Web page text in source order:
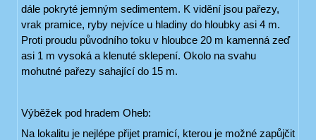
dále pokryté jemným sedimentem. K vidění jsou pařezy,
vrak pramice, ryby nejvíce u hladiny do hloubky asi 4 m.
Proti proudu původního toku v hloubce 20 m kamenná zeď
asi 1 m vysoká a klenuté sklepení. Okolo na svahu
mohutné pařezy sahající do 15 m.
Výběžek pod hradem Oheb:
Na lokalitu je nejlépe přijet pramicí, kterou je možné zapůjčit